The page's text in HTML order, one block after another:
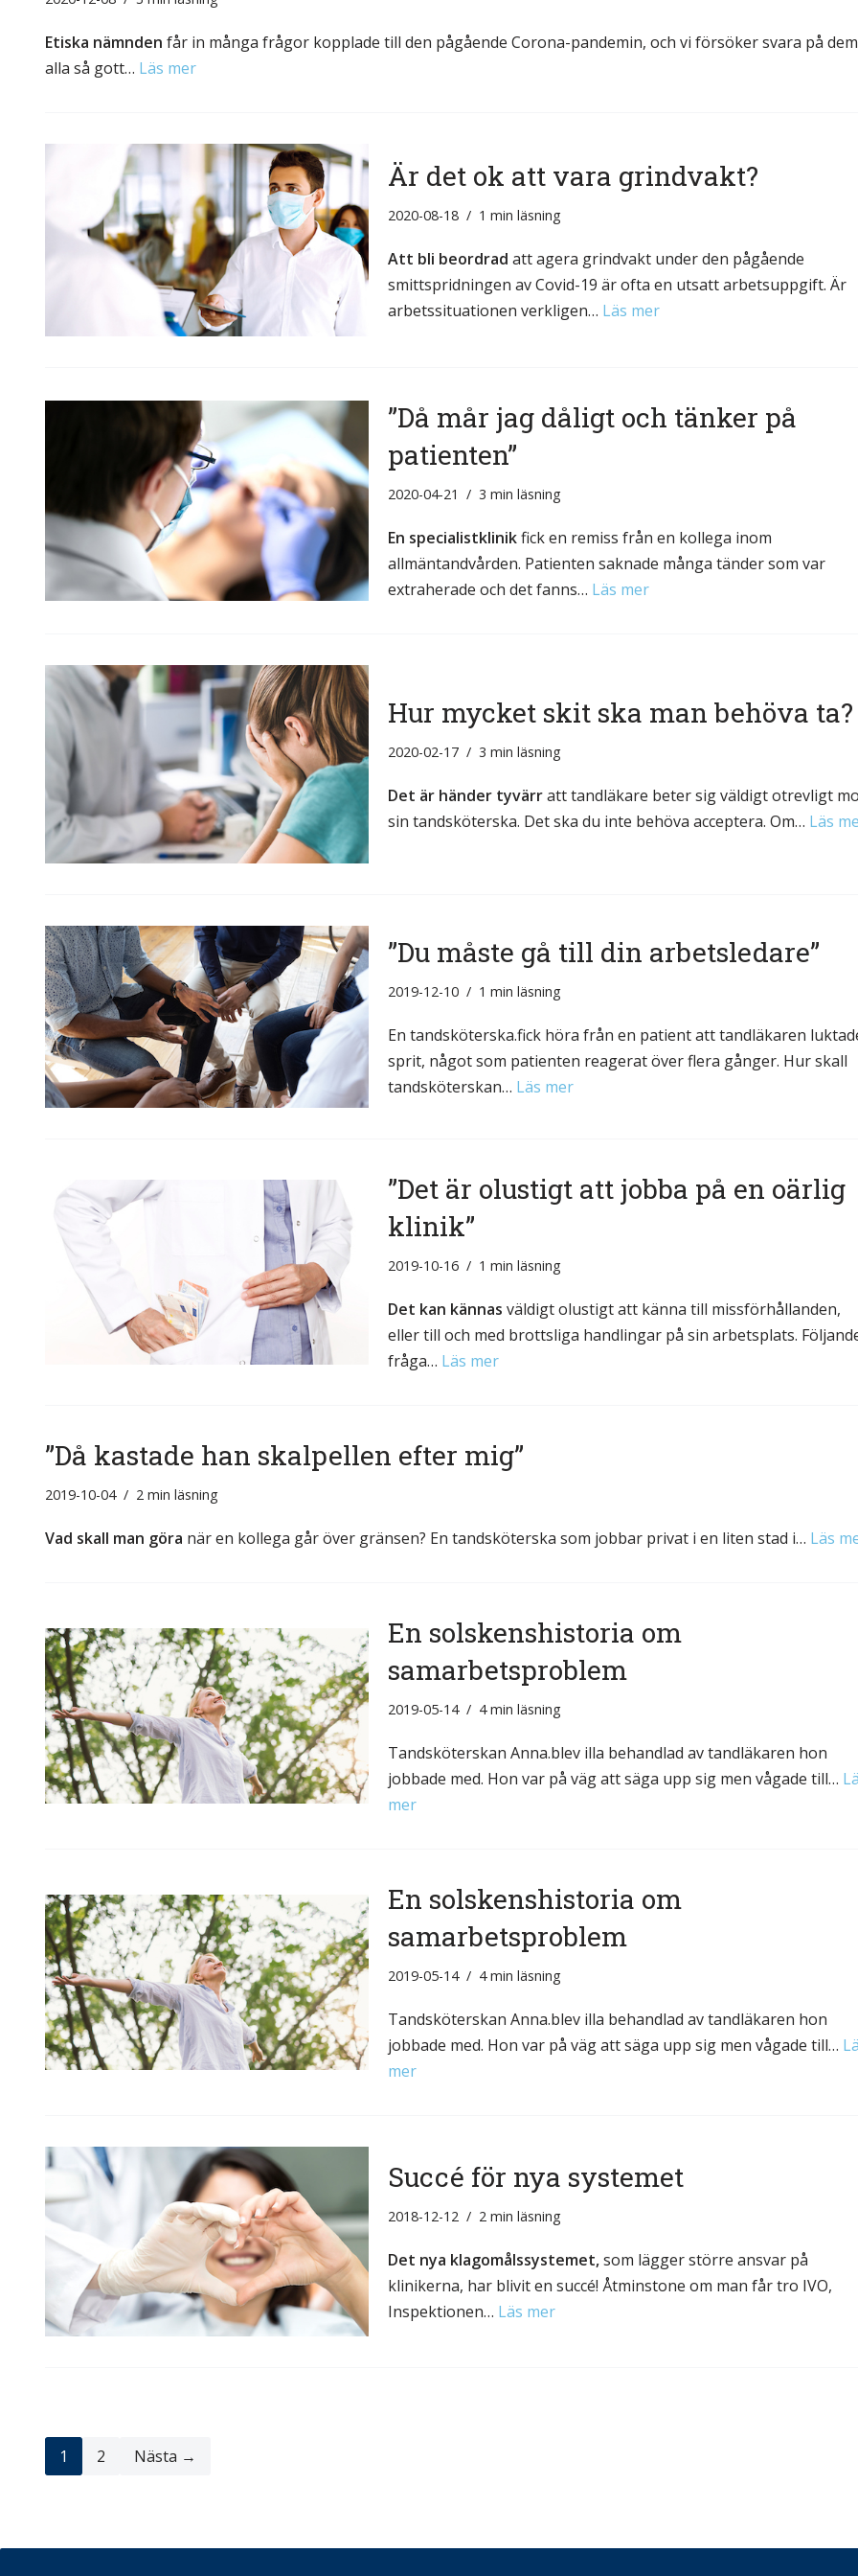
Etiska nämnden får in många frågor kopplade till den pågående Corona-pandemin, och vi försöker svara på dem
alla så gott… Läs mer
Är det ok att vara grindvakt?
2020-08-18 1 min läsning
Att bli beordrad att agera grindvakt under den pågående
smittspridningen av Covid-19 är ofta en utsatt arbetsuppgift. Är
arbetssituationen verkligen… Läs mer
”Då mår jag dåligt och tänker på
patienten”
2020-04-21 3 min läsning
En specialistklinikfick en remiss från en kollega inom
allmäntandvården. Patienten saknade många tänder som var
extraherade och det fanns… Läs mer
Hur mycket skit ska man behöva ta?
2020-02-17 3 min läsning
Det är händer tyvärratt tandläkare beter sig väldigt otrevligt
sin tandsköterska. Det ska du inte behöva acceptera. Om… Läs
”Du måste gå till din arbetsledare”
2019-12-10 1 min läsning
En tandsköterska.fick höra från en patient att tandläkaren
sprit, något som patienten reagerat över flera gånger. Hur skall
tandsköterskan… Läs mer
”Det är olustigt att jobba på en oärlig
klinik”
2019-10-16 1 min läsning
Det kan kännas väldigt olustigt att känna till missförhållanden,
eller till och med brottsliga handlingar på sin arbetsplats.
fråga… Läs mer
”Då kastade han skalpellen efter mig”
2019-10-04 2 min läsning
Vad skall man göra när en kollega går över gränsen? En tandsköterska som jobbar privat i en liten stad i… Läs
En solskenshistoria om
samarbetsproblem
2019-05-14 4 min läsning
Tandsköterskan Anna.blev illa behandlad av tandläkaren hon
jobbade med. Hon var på väg att säga upp sig men vågade till…
mer
En solskenshistoria om
samarbetsproblem
2019-05-14 4 min läsning
Tandsköterskan Anna.blev illa behandlad av tandläkaren hon
jobbade med. Hon var på väg att säga upp sig men vågade till…
mer
Succé för nya systemet
2018-12-12 2 min läsning
Det nya klagomålssystemet,som lägger större ansvar på
klinikerna, har blivit en succé! Åtminstone om man får tro IVO,
Inspektionen… Läs mer
1 2 Nästa →